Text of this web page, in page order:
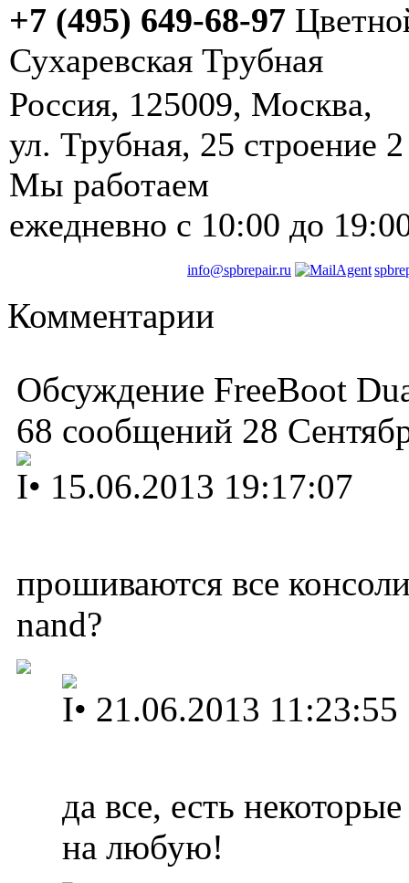
+7 (495) 649-68-97
Сухаревская Трубная
Россия, 125009, Москва, ‎
ул. Трубная, 25 строение 2
Мы работаем
ежедневно с 10:00 до
info@spbrepair.ru
Комментарии
Обсуждение FreeBoot
68 сообщений 28
I• 15.06.2013 19:17:07
прошиваются все
nand?
I• 21.06.2013 11:23:55
да все, есть
на любую!